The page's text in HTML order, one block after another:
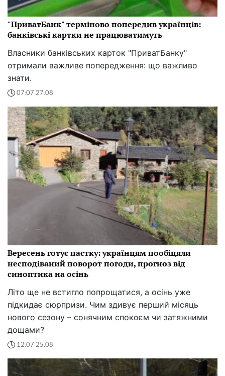
"ПриватБанк" терміново попередив українців:
банківські картки не працюватимуть
Власники банківських карток "ПриватБанку"
отримали важливе попередження: що важливо
знати.
07:07 27.08
Вересень готує пастку: українцям пообіцяли
несподіваний поворот погоди, прогноз від
синоптика на осінь
Літо ще не встигло попрощатися, а осінь уже
підкидає сюрпризи. Чим здивує перший місяць
нового сезону – сонячним спокоєм чи затяжними
дощами?
12:07 25.08